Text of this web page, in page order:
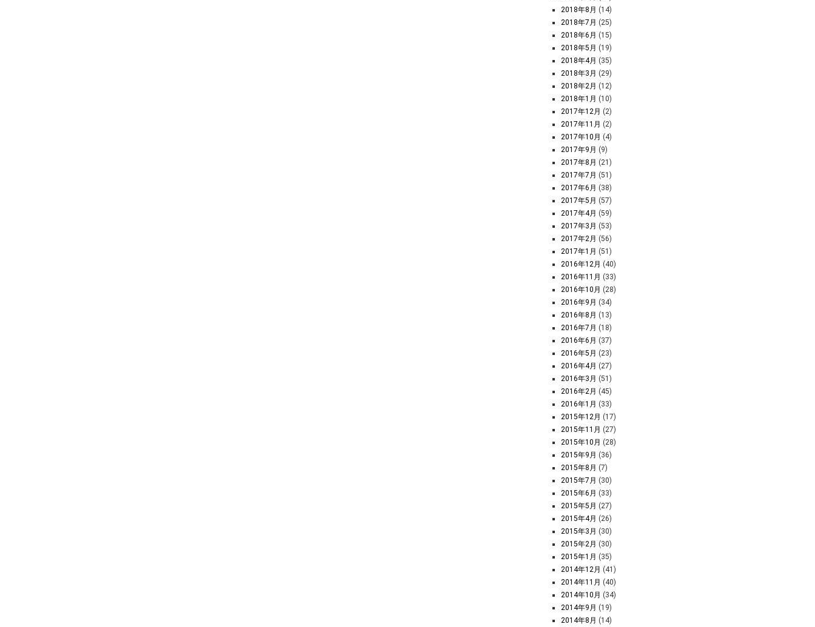
2018年8月 (14)
2018年7月 (25)
2018年6月 (15)
2018年5月 (19)
2018年4月 (35)
2018年3月 (29)
2018年2月 (12)
2018年1月 (10)
2017年12月 (2)
2017年11月 (2)
2017年10月 (4)
2017年9月 (9)
2017年8月 (21)
2017年7月 (51)
2017年6月 (38)
2017年5月 (57)
2017年4月 (59)
2017年3月 (53)
2017年2月 (56)
2017年1月 (51)
2016年12月 (40)
2016年11月 (33)
2016年10月 (28)
2016年9月 (34)
2016年8月 (13)
2016年7月 (18)
2016年6月 (37)
2016年5月 (23)
2016年4月 (27)
2016年3月 (51)
2016年2月 (45)
2016年1月 (33)
2015年12月 (17)
2015年11月 (27)
2015年10月 (28)
2015年9月 (36)
2015年8月 (7)
2015年7月 (30)
2015年6月 (33)
2015年5月 (27)
2015年4月 (26)
2015年3月 (30)
2015年2月 (30)
2015年1月 (35)
2014年12月 (41)
2014年11月 (40)
2014年10月 (34)
2014年9月 (19)
2014年8月 (14)